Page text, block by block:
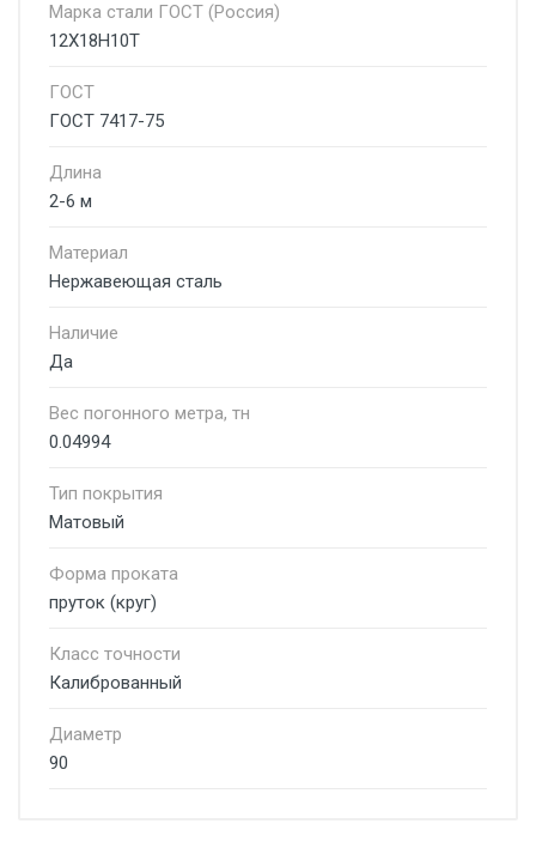
Марка стали ГОСТ (Россия)
12Х18Н10Т
ГОСТ
ГОСТ 7417-75
Длина
2-6 м
Материал
Нержавеющая сталь
Наличие
Да
Вес погонного метра, тн
0.04994
Тип покрытия
Матовый
Форма проката
пруток (круг)
Класс точности
Калиброванный
Диаметр
90